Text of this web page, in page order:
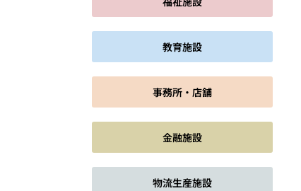
教育施設
事務所・店舗
金融施設
物流生産施設